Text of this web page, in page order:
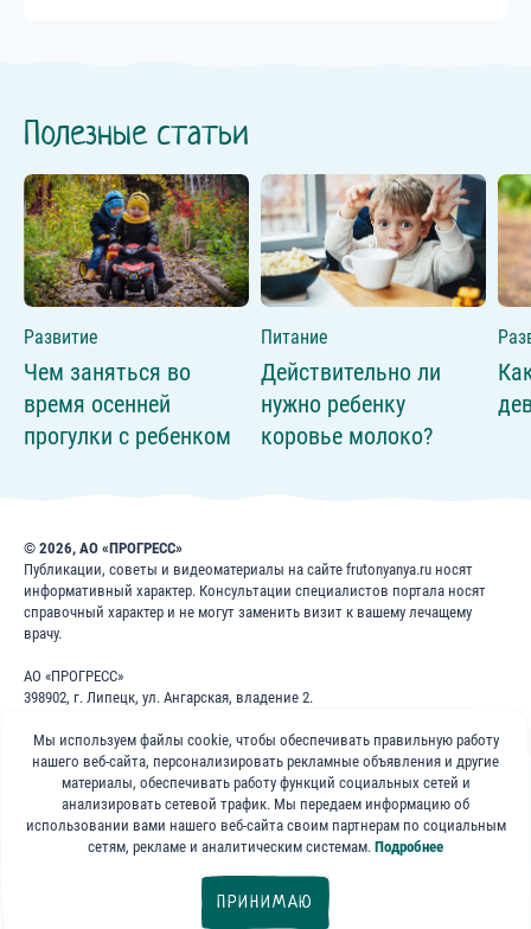
Полезные статьи
Развитие
Чем заняться во
время осенней
прогулки с ребенком
Питание
Действительно ли
нужно ребенку
коровье молоко?
© 2026, АО «ПРОГРЕСС»
Публикации, советы и видеоматериалы на сайте frutonyanya.ru носят
информативный характер. Консультации специалистов портала носят
справочный характер и не могут заменить визит к вашему лечащему
врачу.
АО «ПРОГРЕСС»
398902, г. Липецк, ул. Ангарская, владение 2.
ОГРН: 1024840823996
8 800 200 1 400
Бесплатно для звонков по России
Мы используем файлы cookie, чтобы обеспечивать правильную работу
нашего веб-сайта, персонализировать рекламные объявления и другие
материалы, обеспечивать работу функций социальных сетей и
анализировать сетевой трафик. Мы передаем информацию об
использовании вами нашего веб-сайта своим партнерам по социальным
сетям, рекламе и аналитическим системам. Подробнее
ПРИНИМАЮ